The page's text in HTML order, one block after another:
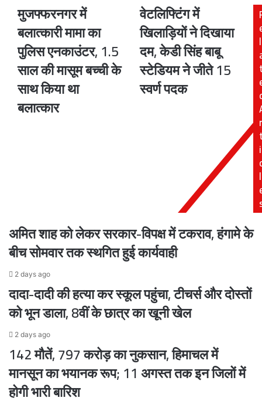
मुजफ्फरनगर
में
बलात्कारी
मामा
का
पुलिस
एनकाउंटर,
1.5
साल
मुजफ्फरनगर में
बलात्कारी मामा का
पुलिस एनकाउंटर, 1.5
साल की मासूम बच्ची के
साथ किया था
बलात्कार
वेटलिफ्टिंग
खिलाड़ियों
ने
दिखाया
दम,
केडी
सिंह
वेटलिफ्टिंग में
खिलाड़ियों ने दिखाया
दम, केडी सिंह बाबू
स्टेडियम ने जीते 15
स्वर्ण पदक
l
r
i
l
अमित शाह को लेकर सरकार-विपक्ष में टकराव, हंगामे के
बीच सोमवार तक स्थगित हुई कार्यवाही
2 days ago
दादा-दादी की हत्या कर स्कूल पहुंचा, टीचर्स और दोस्तों
को भून डाला, 8वीं के छात्र का खूनी खेल
2 days ago
142 मौतें, 797 करोड़ का नुकसान, हिमाचल में
मानसून का भयानक रूप; 11 अगस्त तक इन जिलों में
होगी भारी बारिश